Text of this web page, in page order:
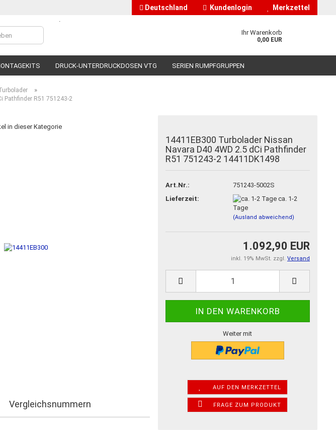
Deutschland
Lieferland
Kundenlogin
Passwort vergessen?
Merkzettel
.
Ihr Warenkorb
0,00 EUR
DRUCK-UNTERDRUCKDOSEN VTG SERIEN RUMPFGRUPPEN
»
Pathfinder R51 751243-2
in dieser Kategorie
14411EB300 Turbolader Nissan
Navara D40 4WD 2.5 dCi Pathfinder
R51 751243-2 14411DK1498
Art.Nr.:
751243-5002S
Lieferzeit:
ca. 1-2
Tage
(Ausland abweichend)
1.092,90 EUR
inkl. 19% MwSt. zzgl. Versand
Weiter mit
AUF DEN MERKZETTEL
FRAGE ZUM PRODUKT
Vergleichsnummern